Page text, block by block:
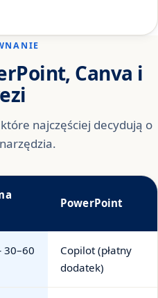
Canva i
najczęściej decydują o
PowerPoint
Copilot (płatny
dodatek)